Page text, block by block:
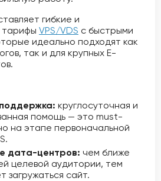
гибкие и
VPS/VDS с быстрыми
идеально подходят как
так и для крупных E-
круглосуточная и
помощь — это must-
на этапе первоначальной
дата-центров: чем ближе
целевой аудитории, тем
загружаться сайт.